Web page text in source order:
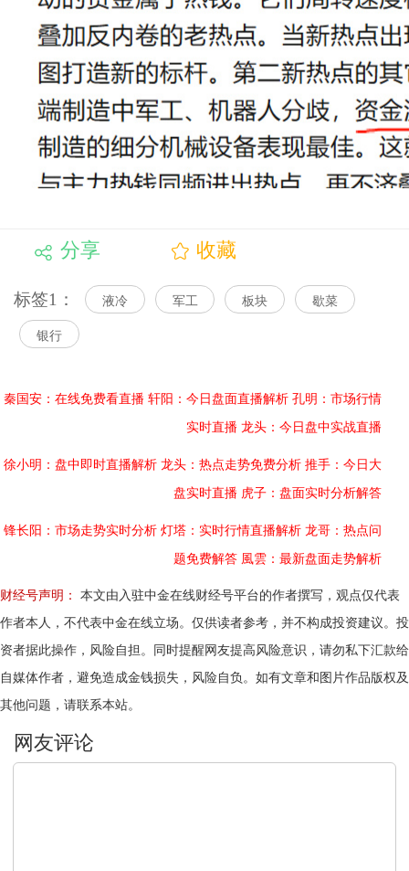
分享 收藏
标签1： 液冷 军工 板块 歇菜
银行
秦国安：在线免费看直播 轩阳：今日盘面直播解析 孔明：市场行情
实时直播 龙头：今日盘中实战直播
徐小明：盘中即时直播解析 龙头：热点走势免费分析 推手：今日大
盘实时直播 虎子：盘面实时分析解答
锋长阳：市场走势实时分析 灯塔：实时行情直播解析 龙哥：热点问
题免费解答 風雲：最新盘面走势解析
财经号声明：
本文由入驻中金在线财经号平台的作者撰写，观点仅代表
作者本人，不代表中金在线立场。仅供读者参考，并不构成投资建议。投
资者据此操作，风险自担。同时提醒网友提高风险意识，请勿私下汇款给
自媒体作者，避免造成金钱损失，风险自负。如有文章和图片作品版权及
其他问题，请联系本站。